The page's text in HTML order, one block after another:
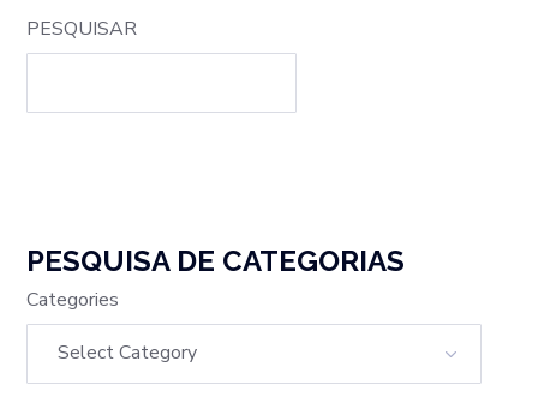
PESQUISAR
PESQUISA DE CATEGORIAS
Categories